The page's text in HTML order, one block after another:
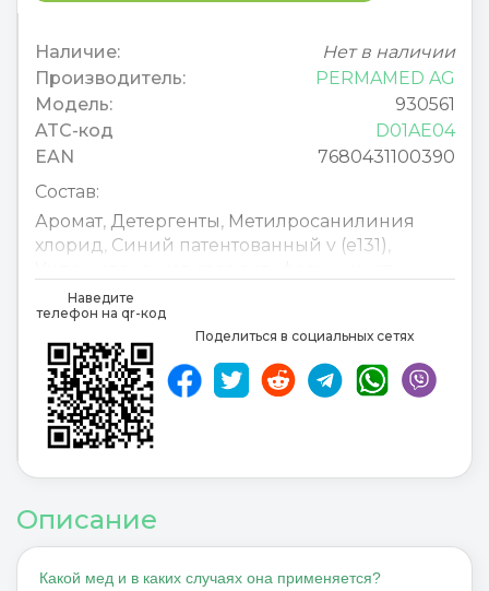
Наличие:
Нет в наличии
Производитель:
PERMAMED AG
Модель:
930561
ATC-код
D01AE04
EAN
7680431100390
Состав:
Аромат, Детергенты, Метилросанилиния
хлорид Синий патентованный v (e131)
Динатриевая соль
Aromatica,Detergens,Methylrosanilinium
chlorid,Patentblau V (E131),Undecylenamid
MEA-sulfosuccinat, Dinatriumsalz,
Наведите
телефон на qr-код
Поделиться в социальных сетях
Описание
Какой мед и в каких случаях она применяется?